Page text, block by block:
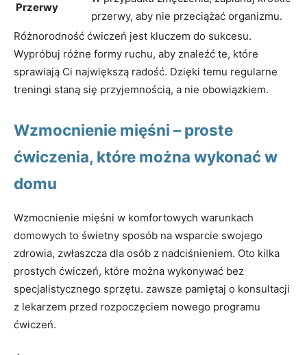
Przerwy
przerwy, aby nie przeciążać organizmu.
Różnorodność ćwiczeń jest kluczem do sukcesu.
Wypróbuj różne formy ruchu, aby znaleźć te, które
sprawiają Ci największą radość. Dzięki temu regularne
treningi staną się przyjemnością, a nie obowiązkiem.
Wzmocnienie mięśni – proste
ćwiczenia, które można wykonać w
domu
Wzmocnienie mięśni w komfortowych warunkach
domowych to świetny sposób na wsparcie swojego
zdrowia, zwłaszcza dla osób z nadciśnieniem. Oto kilka
prostych ćwiczeń, które można wykonywać bez
specjalistycznego sprzętu. zawsze pamiętaj o konsultacji
z lekarzem przed rozpoczęciem nowego programu
ćwiczeń.